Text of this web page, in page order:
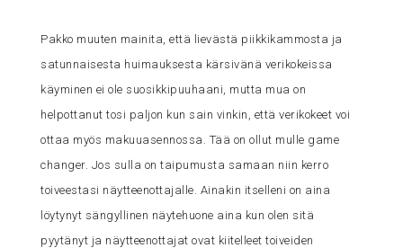
Pakko muuten mainita, että lievästä piikkikammosta ja
satunnaisesta huimauksesta kärsivänä verikokeissa
käyminen ei ole suosikkipuuhaani, mutta mua on
helpottanut tosi paljon kun sain vinkin, että verikokeet voi
ottaa myös makuuasennossa. Tää on ollut mulle game
changer. Jos sulla on taipumusta samaan niin kerro
toiveestasi näytteenottajalle. Ainakin itselleni on aina
löytynyt sängyllinen näytehuone aina kun olen sitä
pyytänyt ja näytteenottajat ovat kiitelleet toiveiden